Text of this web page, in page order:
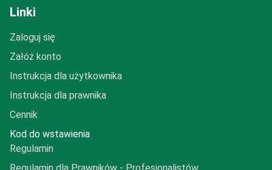
Linki
Zaloguj się
Załóż konto
Instrukcja dla użytkownika
Instrukcja dla prawnika
Cennik
Kod do wstawienia
Regulamin